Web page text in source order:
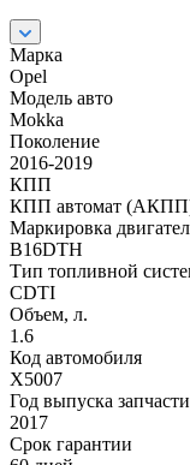
Марка
Opel
Модель авто
Mokka
Поколение
2016-2019
КПП
КПП автомат
Маркировка
B16DTH
Тип топливной
CDTI
Объем, л.
1.6
Код автомобиля
X5007
Год выпуска запчасти
2017
Срок гарантии